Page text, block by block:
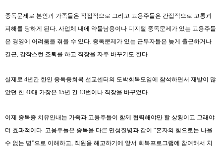
중독문제로 본인과 가족들은 직접적으로 그리고 고용주들은 간접적으로 고통과
피해를 당하게 된다 사업체 내에 약물남용이나 디지털 중독문제가 있는 고용주들
은 경영에 어려움을 겪을 수 있다 중독문제가 있는 근무자들은 늦게 출근하거나
결근 갑작스런 조퇴를 하고 직장을 자주 바꾸기도 한다
실제로 4년간 한인 중독증회복 선교센터의 도박회복모임에 참석하면서 재발이 많
았던 한 40대 가장은 15년 간 13번이나 직장을 바꾸었다
이제 중독증 치유안내는 가족과 고용주들이 함께 협력해야만 할 상황이고 그래야
더 효과적이다 고용주들은 중독을 다른 만성질병과 같이 “혼자의 힘으로는 나을
수 없는 병”으로 이해하고
직원을 해고하기에 앞서 회복프로그램에 참여해서 치